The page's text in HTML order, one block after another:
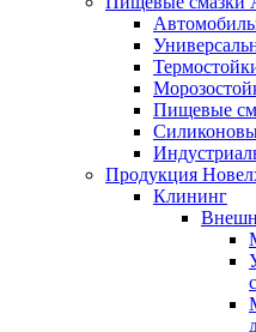
Пищевые
Продукция
Клининг